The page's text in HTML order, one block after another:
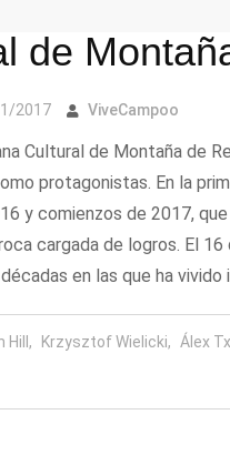
de
2017 ViveCampoo
de Montaña de
protagonistas. En la
y comienzos de 2017,
cargada de logros. El
en las que ha vivido
Hill, Krzysztof Wielicki, Álex